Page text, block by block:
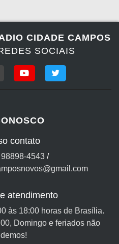
CIDADE CAMPOS
SOCIAIS
contato
98898-4543/
atendimento
às 18:00 horas de Brasília.
Domingo e feriados não